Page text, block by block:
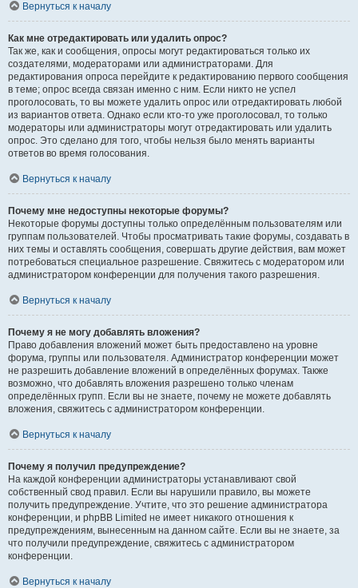
Вернуться к началу
Как мне отредактировать или удалить опрос?
Так же, как и сообщения, опросы могут редактироваться только их
создателями, модераторами или администраторами. Для
редактирования опроса перейдите к редактированию первого сообщения
в теме; опрос всегда связан именно с ним. Если никто не успел
проголосовать, то вы можете удалить опрос или отредактировать любой
из вариантов ответа. Однако если кто-то уже проголосовал, то только
модераторы или администраторы могут отредактировать или удалить
опрос. Это сделано для того, чтобы нельзя было менять варианты
ответов во время голосования.
Вернуться к началу
Почему мне недоступны некоторые форумы?
Некоторые форумы доступны только определённым пользователям или
группам пользователей. Чтобы просматривать такие форумы, создавать в
них темы и оставлять сообщения, совершать другие действия, вам может
потребоваться специальное разрешение. Свяжитесь с модератором или
администратором конференции для получения такого разрешения.
Вернуться к началу
Почему я не могу добавлять вложения?
Право добавления вложений может быть предоставлено на уровне
форума, группы или пользователя. Администратор конференции может
не разрешить добавление вложений в определённых форумах. Также
возможно, что добавлять вложения разрешено только членам
определённых групп. Если вы не знаете, почему не можете добавлять
вложения, свяжитесь с администратором конференции.
Вернуться к началу
Почему я получил предупреждение?
На каждой конференции администраторы устанавливают свой
собственный свод правил. Если вы нарушили правило, вы можете
получить предупреждение. Учтите, что это решение администратора
конференции, и phpBB Limited не имеет никакого отношения к
предупреждениям, вынесенным на данном сайте. Если вы не знаете, за
что получили предупреждение, свяжитесь с администратором
конференции.
Вернуться к началу